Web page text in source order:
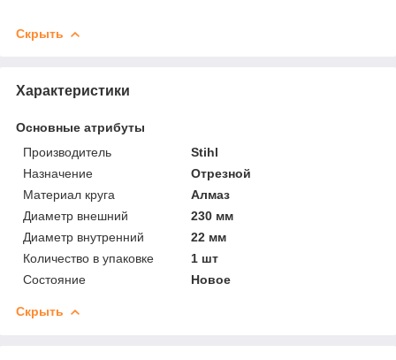
Скрыть
Характеристики
Основные атрибуты
Производитель
Stihl
Назначение
Отрезной
Материал круга
Алмаз
Диаметр внешний
230 мм
Диаметр внутренний
22 мм
Количество в упаковке
1 шт
Состояние
Новое
Скрыть